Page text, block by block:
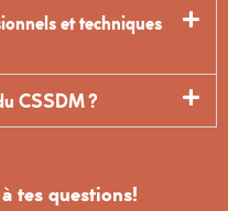
et techniques
CSSDM ?
tes questions!